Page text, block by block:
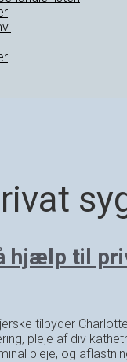
hjælp til
tilbyder
pleje af div
pleje, og